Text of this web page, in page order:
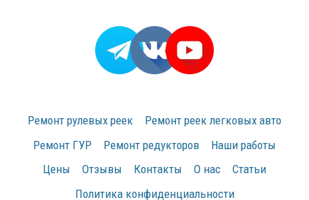
Ремонт рулевых реек
Ремонт реек легковых авто
Ремонт ГУР
Ремонт редукторов
Наши работы
Цены
Отзывы Контакты О нас
Статьи
Политика конфиденциальности